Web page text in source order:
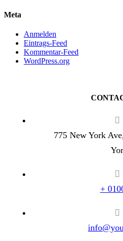
Meta
Anmelden
Eintrags-Feed
Kommentar-Feed
WordPress.org
775 New York
+